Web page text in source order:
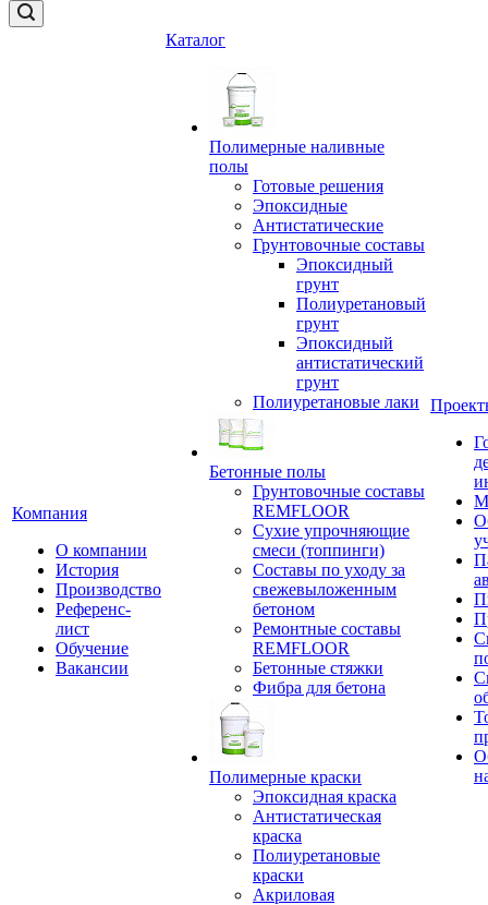
Компания
О компании
История
Производство
Референс-
лист
Обучение
Вакансии
Каталог
Полимерные наливные
полы
Готовые решения
Эпоксидные
Антистатические
Грунтовочные составы
Эпоксидный
грунт
Полиуретановый
грунт
Эпоксидный
антистатический
грунт
Полиуретановые лаки
Бетонные полы
Грунтовочные составы
REMFLOOR
Сухие упрочняющие
смеси (топпинги)
Составы по уходу за
свежевыложенным
бетоном
Ремонтные составы
REMFLOOR
Бетонные стяжки
Фибра для бетона
Полимерные краски
Эпоксидная краска
Антистатическая
краска
Полиуретановые
краски
Акриловая